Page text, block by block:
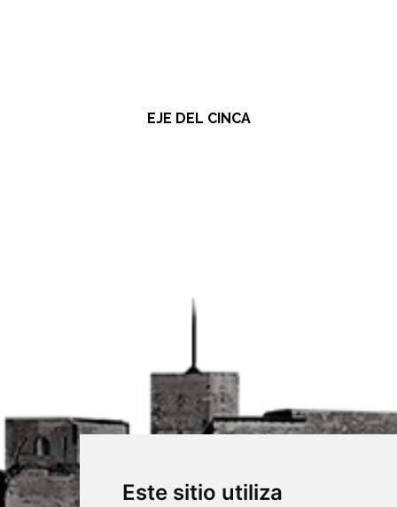
Este sitio utiliza
EJE DEL CINCA